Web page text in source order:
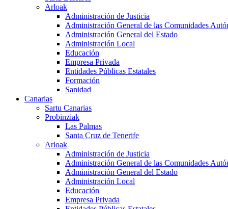
Arloak
Administración de Justicia
Administración General de las Comunidades
Administración General del Estado
Administración Local
Educación
Empresa Privada
Entidades Públicas Estatales
Formación
Sanidad
Canarias
Sartu Canarias
Probinziak
Las Palmas
Santa Cruz de Tenerife
Arloak
Administración de Justicia
Administración General de las Comunidades
Administración General del Estado
Administración Local
Educación
Empresa Privada